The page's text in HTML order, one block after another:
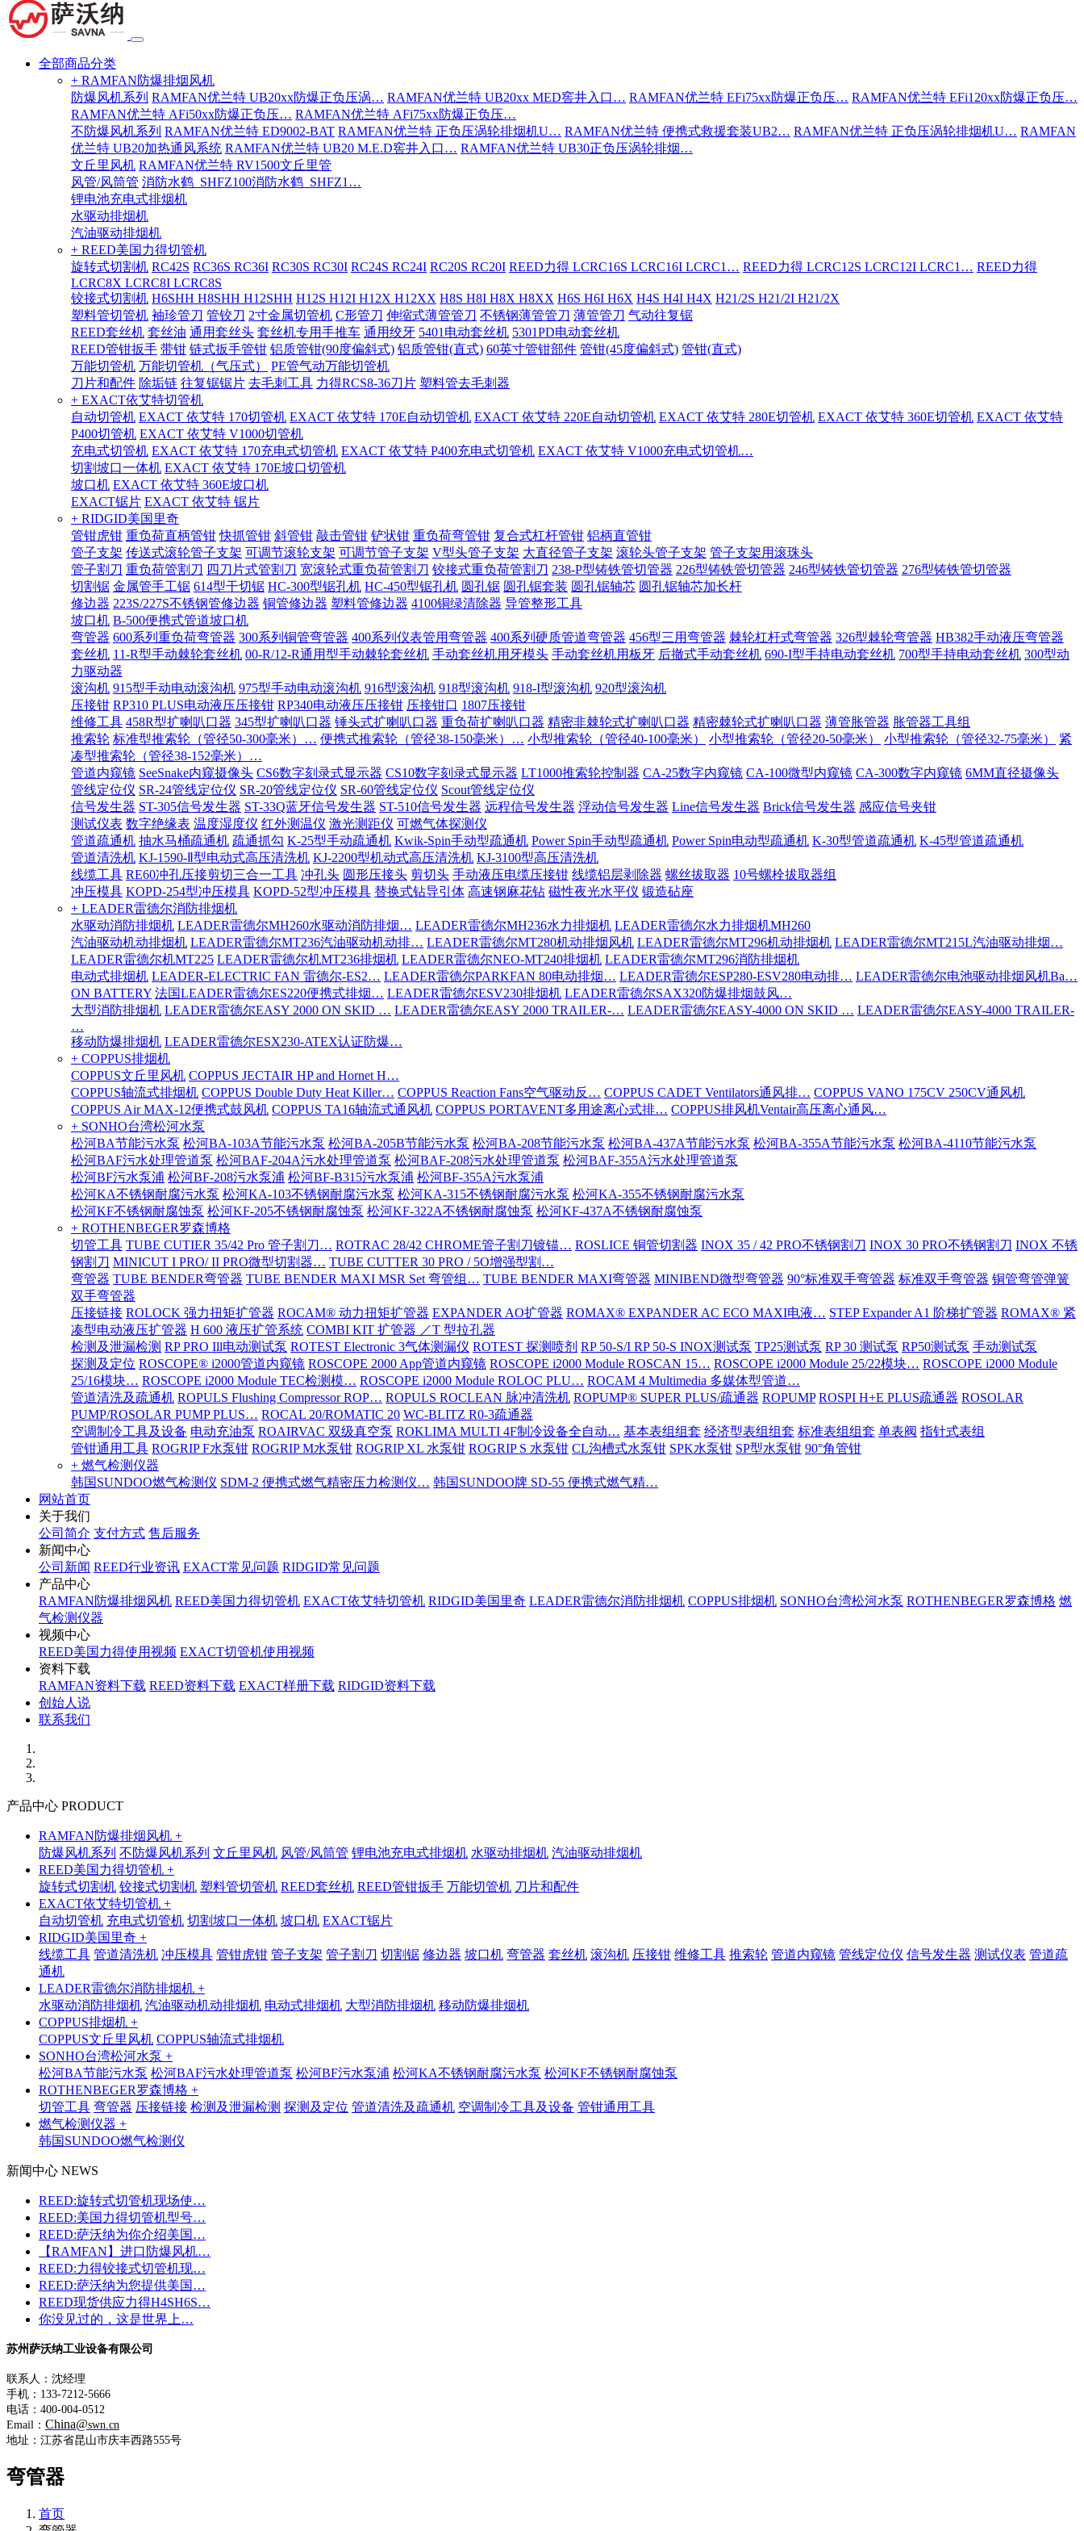
全部商品分类
+ RAMFAN防爆排烟风机
防爆风机系列 RAMFAN优兰特 UB20xx防爆正负压涡… RAMFAN优兰特 UB20xx MED窖井入口… RAMFAN优兰特 EFi75xx防爆正负压… RAMFAN优兰特 EFi120xx防爆正负压…
RAMFAN优兰特 AFi50xx防爆正负压… RAMFAN优兰特 AFi75xx防爆正负压…
不防爆风机系列 RAMFAN优兰特 ED9002-BAT RAMFAN优兰特 正负压涡轮排烟机U… RAMFAN优兰特 便携式救援套装UB2… RAMFAN优兰特 正负压涡轮排烟机U… RAMFAN
优兰特 UB20加热通风系统 RAMFAN优兰特 UB20 M.E.D窖井入口… RAMFAN优兰特 UB30正负压涡轮排烟…
文丘里风机 RAMFAN优兰特 RV1500文丘里管
风管/风筒管 消防水鹤_SHFZ100消防水鹤_SHFZ1…
锂电池充电式排烟机
水驱动排烟机
汽油驱动排烟机
+ REED美国力得切管机
旋转式切割机 RC42S RC36S RC36I RC30S RC30I RC24S RC24I RC20S RC20I REED力得 LCRC16S LCRC16I LCRC1… REED力得 LCRC12S LCRC12I LCRC1… REED力得
LCRC8X LCRC8I LCRC8S
铰接式切割机 H6SHH H8SHH H12SHH H12S H12I H12X H12XX H8S H8I H8X H8XX H6S H6I H6X H4S H4I H4X H21/2S H21/2I H21/2X
塑料管切管机 袖珍管刀 管铰刀 2寸金属切管机 C形管刀 伸缩式薄管管刀 不锈钢薄管管刀 薄管管刀 气动往复锯
REED套丝机 套丝油 通用套丝头 套丝机专用手推车 通用绞牙 5401电动套丝机 5301PD电动套丝机
REED管钳扳手 带钳 链式扳手管钳 铝质管钳(90度偏斜式) 铝质管钳(直式) 60英寸管钳部件 管钳(45度偏斜式) 管钳(直式)
万能切管机 万能切管机（气压式）
PE管气动万能切管机
刀片和配件 除垢链 往复锯锯片 去毛刺工具 力得RCS8-36刀片 塑料管去毛刺器
+ EXACT依艾特切管机
自动切管机 EXACT 依艾特 170切管机 EXACT 依艾特 170E自动切管机 EXACT 依艾特 220E自动切管机 EXACT 依艾特 280E切管机 EXACT 依艾特 360E切管机 EXACT 依艾特
P400切管机 EXACT 依艾特 V1000切管机
充电式切管机 EXACT 依艾特 170充电式切管机 EXACT 依艾特 P400充电式切管机 EXACT 依艾特 V1000充电式切管机…
切割坡口一体机 EXACT 依艾特 170E坡口切管机
坡口机 EXACT 依艾特 360E坡口机
EXACT锯片 EXACT 依艾特 锯片
+ RIDGID美国里奇
管钳虎钳 重负荷直柄管钳 快抓管钳 斜管钳 敲击管钳 铲状钳 重负荷弯管钳 复合式杠杆管钳 铝柄直管钳
管子支架 传送式滚轮管子支架 可调节滚轮支架 可调节管子支架 V型头管子支架 大直径管子支架 滚轮头管子支架 管子支架用滚珠头
管子割刀 重负荷管割刀 四刀片式管割刀 宽滚轮式重负荷管割刀 铰接式重负荷管割刀 238-P型铸铁管切管器 226型铸铁管切管器 246型铸铁管切管器 276型铸铁管切管器
切割锯 金属管手工锯 614型干切锯 HC-300型锯孔机 HC-450型锯孔机 圆孔锯 圆孔锯套装 圆孔锯轴芯 圆孔锯轴芯加长杆
修边器 223S/227S不锈钢管修边器 铜管修边器 塑料管修边器 4100铜绿清除器 导管整形工具
坡口机 B-500便携式管道坡口机
弯管器 600系列重负荷弯管器 300系列铜管弯管器 400系列仪表管用弯管器 400系列硬质管道弯管器 456型三用弯管器 棘轮杠杆式弯管器 326型棘轮弯管器 HB382手动液压弯管器
套丝机 11-R型手动棘轮套丝机 00-R/12-R通用型手动棘轮套丝机 手动套丝机用牙模头 手动套丝机用板牙 后撤式手动套丝机 690-I型手持电动套丝机 700型手持电动套丝机 300型动
力驱动器
滚沟机 915型手动电动滚沟机 975型手动电动滚沟机 916型滚沟机 918型滚沟机 918-I型滚沟机 920型滚沟机
压接钳 RP310 PLUS电动液压压接钳 RP340电动液压压接钳 压接钳口 1807压接钳
维修工具 458R型扩喇叭口器 345型扩喇叭口器 锤头式扩喇叭口器 重负荷扩喇叭口器 精密非棘轮式扩喇叭口器 精密棘轮式扩喇叭口器 薄管胀管器 胀管器工具组
推索轮 标准型推索轮（管径50-300毫米）… 便携式推索轮（管径38-150毫米）… 小型推索轮（管径40-100毫米） 小型推索轮（管径20-50毫米） 小型推索轮（管径32-75毫米）
紧
凑型推索轮（管径38-152毫米）…
管道内窥镜 SeeSnake内窥摄像头 CS6数字刻录式显示器 CS10数字刻录式显示器 LT1000推索轮控制器 CA-25数字内窥镜 CA-100微型内窥镜 CA-300数字内窥镜 6MM直径摄像头
管线定位仪 SR-24管线定位仪 SR-20管线定位仪 SR-60管线定位仪 Scout管线定位仪
信号发生器 ST-305信号发生器 ST-33Q蓝牙信号发生器 ST-510信号发生器 远程信号发生器 浮动信号发生器 Line信号发生器 Brick信号发生器 感应信号夹钳
测试仪表 数字绝缘表 温度湿度仪 红外测温仪 激光测距仪 可燃气体探测仪
管道疏通机 抽水马桶疏通机 疏通抓勾 K-25型手动疏通机 Kwik-Spin手动型疏通机 Power Spin手动型疏通机 Power Spin电动型疏通机 K-30型管道疏通机 K-45型管道疏通机
管道清洗机 KJ-1590-Ⅱ型电动式高压清洗机 KJ-2200型机动式高压清洗机 KJ-3100型高压清洗机
线缆工具 RE60冲孔压接剪切三合一工具 冲孔头 圆形压接头 剪切头 手动液压电缆压接钳 线缆铝层剥除器 螺丝拔取器 10号螺栓拔取器组
冲压模具 KOPD-254型冲压模具 KOPD-52型冲压模具 替换式钻导引体 高速钢麻花钻 磁性夜光水平仪 锻造砧座
+ LEADER雷德尔消防排烟机
水驱动消防排烟机 LEADER雷德尔MH260水驱动消防排烟… LEADER雷德尔MH236水力排烟机 LEADER雷德尔水力排烟机MH260
汽油驱动机动排烟机 LEADER雷德尔MT236汽油驱动机动排… LEADER雷德尔MT280机动排烟风机 LEADER雷德尔MT296机动排烟机 LEADER雷德尔MT215L汽油驱动排烟…
LEADER雷德尔机MT225 LEADER雷德尔机MT236排烟机 LEADER雷德尔NEO-MT240排烟机 LEADER雷德尔MT296消防排烟机
电动式排烟机 LEADER-ELECTRIC FAN 雷德尔-ES2… LEADER雷德尔PARKFAN 80电动排烟… LEADER雷德尔ESP280-ESV280电动排… LEADER雷德尔电池驱动排烟风机Ba…
ON BATTERY 法国LEADER雷德尔ES220便携式排烟… LEADER雷德尔ESV230排烟机 LEADER雷德尔SAX320防爆排烟鼓风…
大型消防排烟机 LEADER雷德尔EASY 2000 ON SKID … LEADER雷德尔EASY 2000 TRAILER-… LEADER雷德尔EASY-4000 ON SKID … LEADER雷德尔EASY-4000 TRAILER-
…
移动防爆排烟机 LEADER雷德尔ESX230-ATEX认证防爆…
+ COPPUS排烟机
COPPUS文丘里风机 COPPUS JECTAIR HP and Hornet H…
COPPUS轴流式排烟机 COPPUS Double Duty Heat Killer… COPPUS Reaction Fans空气驱动反… COPPUS CADET Ventilators通风排… COPPUS VANO 175CV 250CV通风机
COPPUS Air MAX-12便携式鼓风机 COPPUS TA16轴流式通风机 COPPUS PORTAVENT多用途离心式排… COPPUS排风机Ventair高压离心通风…
+ SONHO台湾松河水泵
松河BA节能污水泵 松河BA-103A节能污水泵 松河BA-205B节能污水泵 松河BA-208节能污水泵 松河BA-437A节能污水泵 松河BA-355A节能污水泵 松河BA-4110节能污水泵
松河BAF污水处理管道泵 松河BAF-204A污水处理管道泵 松河BAF-208污水处理管道泵 松河BAF-355A污水处理管道泵
松河BF污水泵浦 松河BF-208污水泵浦 松河BF-B315污水泵浦 松河BF-355A污水泵浦
松河KA不锈钢耐腐污水泵 松河KA-103不锈钢耐腐污水泵 松河KA-315不锈钢耐腐污水泵 松河KA-355不锈钢耐腐污水泵
松河KF不锈钢耐腐蚀泵 松河KF-205不锈钢耐腐蚀泵 松河KF-322A不锈钢耐腐蚀泵 松河KF-437A不锈钢耐腐蚀泵
+ ROTHENBEGER罗森博格
切管工具 TUBE CUTIER 35/42 Pro 管子割刀… ROTRAC 28/42 CHROME管子割刀镀锚… ROSLICE 铜管切割器 INOX 35 / 42 PRO不锈钢割刀 INOX 30 PRO不锈钢割刀 INOX 不锈
钢割刀 MINICUT I PRO/ II PRO微型切割器… TUBE CUTTER 30 PRO / 5O增强型割…
弯管器 TUBE BENDER弯管器 TUBE BENDER MAXI MSR Set 弯管组… TUBE BENDER MAXI弯管器 MINIBEND微型弯管器 90°标准双手弯管器 标准双手弯管器 铜管弯管弹簧
双手弯管器
压接链接 ROLOCK 强力扭矩扩管器 ROCAM® 动力扭矩扩管器 EXPANDER AO扩管器 ROMAX® EXPANDER AC ECO MAXI电液… STEP Expander A1 阶梯扩管器 ROMAX® 紧
凑型电动液压扩管器 H 600 液压扩管系统 COMBI KIT 扩管器 ／T 型拉孔器
检测及泄漏检测 RP PRO Ill电动测试泵 ROTEST Electronic 3气体测漏仪 ROTEST 探测喷剂 RP 50-S/I RP 50-S INOX测试泵 TP25测试泵 RP 30 测试泵 RP50测试泵 手动测试泵
探测及定位 ROSCOPE® i2000管道内窥镜 ROSCOPE 2000 App管道内窥镜 ROSCOPE i2000 Module ROSCAN 15… ROSCOPE i2000 Module 25/22模块… ROSCOPE i2000 Module
25/16模块… ROSCOPE i2000 Module TEC检测模… ROSCOPE i2000 Module ROLOC PLU… ROCAM 4 Multimedia 多媒体型管道…
管道清洗及疏通机 ROPULS Flushing Compressor ROP… ROPULS ROCLEAN 脉冲清洗机 ROPUMP® SUPER PLUS/疏通器 ROPUMP ROSPI H+E PLUS疏通器 ROSOLAR
PUMP/ROSOLAR PUMP PLUS… ROCAL 20/ROMATIC 20 WC-BLITZ R0-3疏通器
空调制冷工具及设备 电动充油泵 ROAIRVAC 双级真空泵 ROKLIMA MULTI 4F制冷设备全自动… 基本表组组套 经济型表组组套 标准表组组套 单表阀 指针式表组
管钳通用工具 ROGRIP F水泵钳 ROGRIP M水泵钳 ROGRIP XL 水泵钳 ROGRIP S 水泵钳 CL沟槽式水泵钳 SPK水泵钳 SP型水泵钳 90°角管钳
+ 燃气检测仪器
韩国SUNDOO燃气检测仪 SDM-2 便携式燃气精密压力检测仪… 韩国SUNDOO牌 SD-55 便携式燃气精…
网站首页
关于我们
公司简介 支付方式 售后服务
新闻中心
公司新闻 REED行业资讯 EXACT常见问题 RIDGID常见问题
产品中心
RAMFAN防爆排烟风机 REED美国力得切管机 EXACT依艾特切管机 RIDGID美国里奇 LEADER雷德尔消防排烟机 COPPUS排烟机 SONHO台湾松河水泵 ROTHENBEGER罗森博格 燃
气检测仪器
视频中心
REED美国力得使用视频 EXACT切管机使用视频
资料下载
RAMFAN资料下载 REED资料下载 EXACT样册下载 RIDGID资料下载
创始人说
联系我们
产品中心 PRODUCT
RAMFAN防爆排烟风机 +
防爆风机系列 不防爆风机系列 文丘里风机 风管/风筒管 锂电池充电式排烟机 水驱动排烟机 汽油驱动排烟机
REED美国力得切管机 +
旋转式切割机 铰接式切割机 塑料管切管机 REED套丝机 REED管钳扳手 万能切管机 刀片和配件
EXACT依艾特切管机 +
自动切管机 充电式切管机 切割坡口一体机 坡口机 EXACT锯片
RIDGID美国里奇 +
线缆工具 管道清洗机 冲压模具 管钳虎钳 管子支架 管子割刀 切割锯 修边器 坡口机 弯管器 套丝机 滚沟机 压接钳 维修工具 推索轮 管道内窥镜 管线定位仪 信号发生器 测试仪表 管道疏
通机
LEADER雷德尔消防排烟机 +
水驱动消防排烟机 汽油驱动机动排烟机 电动式排烟机 大型消防排烟机 移动防爆排烟机
COPPUS排烟机 +
COPPUS文丘里风机 COPPUS轴流式排烟机
SONHO台湾松河水泵 +
松河BA节能污水泵 松河BAF污水处理管道泵 松河BF污水泵浦 松河KA不锈钢耐腐污水泵 松河KF不锈钢耐腐蚀泵
ROTHENBEGER罗森博格 +
切管工具 弯管器 压接链接 检测及泄漏检测 探测及定位 管道清洗及疏通机 空调制冷工具及设备 管钳通用工具
燃气检测仪器 +
韩国SUNDOO燃气检测仪
新闻中心 NEWS
REED:旋转式切管机现场使…
REED:美国力得切管机型号…
REED:萨沃纳为你介绍美国…
【RAMFAN】进口防爆风机…
REED:力得铰接式切管机现…
REED:萨沃纳为您提供美国…
REED现货供应力得H4SH6S…
你没见过的，这是世界上…
苏州萨沃纳工业设备有限公司
联系人：沈经理
手机：133-7212-5666
电话：400-004-0512
Email： China@swn.cn
地址：江苏省昆山市庆丰西路555号
弯管器
首页